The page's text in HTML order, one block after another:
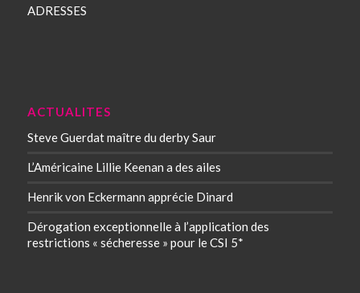
ADRESSES
ACTUALITES
Steve Guerdat maître du derby Saur
L’Américaine Lillie Keenan a des ailes
Henrik von Eckermann apprécie Dinard
Dérogation exceptionnelle à l’application des
restrictions « sécheresse » pour le CSI 5*